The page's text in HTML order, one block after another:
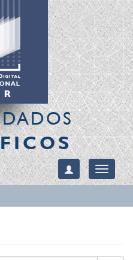
Toggle